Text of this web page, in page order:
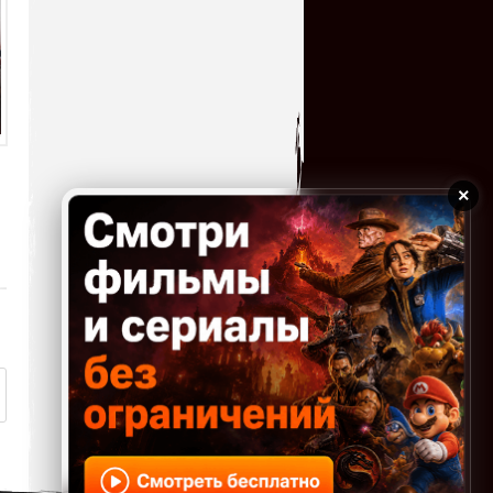
15.07.2026 17:29
пропустил в свое
время,теперь поиграл с
удовольствием!!! Большое спасибо...
serg67 →
12.07.2026 23:52
Очень классная
игрушка,большое спасибо!!!
kogokary
10.07.2026 16:14
glbvoyea5806 →
×